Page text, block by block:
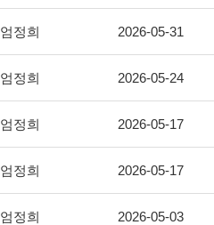
엄정희 2026-05-31
엄정희 2026-05-24
엄정희 2026-05-17
엄정희 2026-05-17
엄정희 2026-05-03